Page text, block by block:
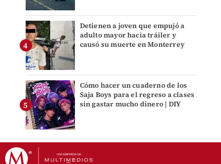
Detienen a joven que empujó a
adulto mayor hacia tráiler y
causó su muerte en Monterrey
Cómo hacer un cuaderno de los
Saja Boys para el regreso a clases
sin gastar mucho dinero | DIY